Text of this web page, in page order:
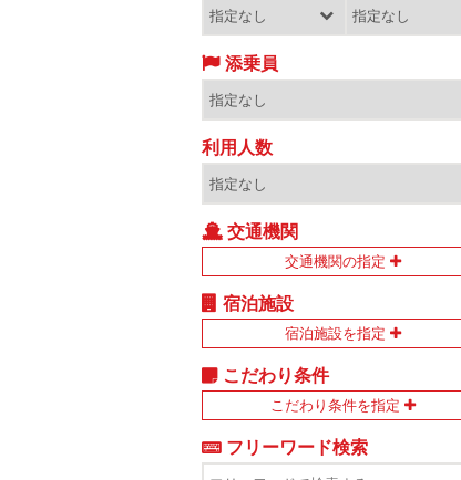
添乗員
利用人数
交通機関
交通機関の指定
宿泊施設
宿泊施設を指定
こだわり条件
こだわり条件を指定
フリーワード検索